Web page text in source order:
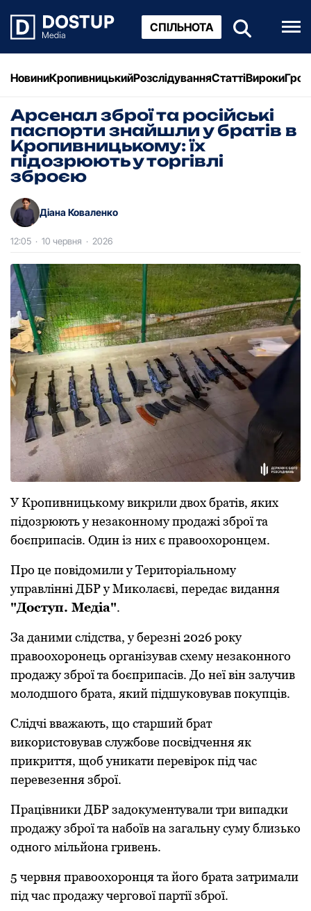
СПІЛЬНОТА
НовиниКропивницькийРозслідуванняСтаттіВироки
Арсенал зброї та російські
паспорти знайшли у братів в
Кропивницькому: їх
підозрюють у торгівлі
зброєю
Діана Коваленко
12:05 · 10 червня · 2026
У Кропивницькому викрили двох братів, яких
підозрюють у незаконному продажі зброї та
боєприпасів. Один із них є правоохоронцем.
Про це повідомили у Територіальному
управлінні ДБР у Миколаєві, передає видання
"Доступ. Медіа".
За даними слідства, у березні 2026 року
правоохоронець організував схему незаконного
продажу зброї та боєприпасів. До неї він залучив
молодшого брата, який підшуковував покупців.
Слідчі вважають, що старший брат
використовував службове посвідчення як
прикриття, щоб уникати перевірок під час
перевезення зброї.
Працівники ДБР задокументували три випадки
продажу зброї та набоїв на загальну суму близько
одного мільйона гривень.
5 червня правоохоронця та його брата затримали
під час продажу чергової партії зброї.